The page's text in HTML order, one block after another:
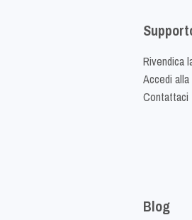
Rivendica
Accedi
Contattaci
Blog